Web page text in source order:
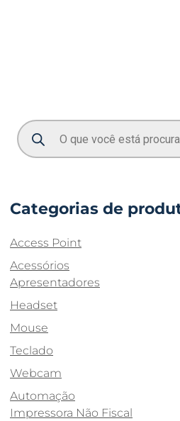
Categorias de
Access Point
Acessórios
Apresentadores
Headset
Mouse
Teclado
Webcam
Automação
Impressora Não Fiscal